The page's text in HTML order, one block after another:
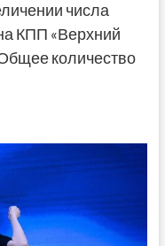
числа
КПП «Верхний
количество